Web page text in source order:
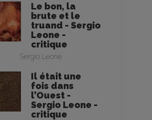
Le bon, la
brute et le
truand - Sergio
Leone -
critique
Sergio Leone
Il était une
fois dans
l’Ouest -
Sergio Leone -
critique